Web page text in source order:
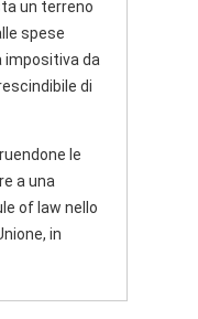
un terreno
spese
impositiva da
di
le
a una
of law nello
in